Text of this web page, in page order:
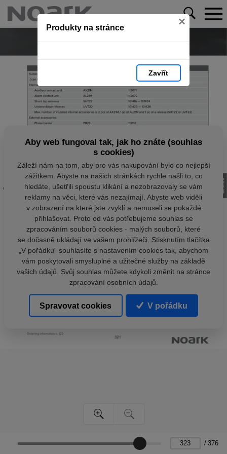
Produkty na stránce ×
Zavřít
/ 376
Aby web fungoval tak, jak ho znáte (souhlas
s cookies)
Záleží nám na tom, aby pro vás nakupování bylo co nejlepší
zážitkem. Abyste na našich stránkách rychle našli to, co
hledáte, ušetřili spoustu klikání a nezobrazovaly se vám
reklamy na věci, které vás nezajímají. Abyste web viděli
v zobrazení na které jste zvyklí a nemuseli se pokaždé
přihlašovat. Proto od vás potřebujeme souhlas se
zpracováním souborů cookies - malých souborů, které
se dočasně ukládají ve vašem prohlížeči. Stisknutím tlačítka
„V pořádku“ souhlasíte s nastavením cookies tak, abychom
vám poskytovali smysluplné a užitečné služby na základě
vašich údajů. Svůj souhlas můžete kdykoli změnit na stránce
zpracování osobních údajů.
Spravovat cookies V pořádku